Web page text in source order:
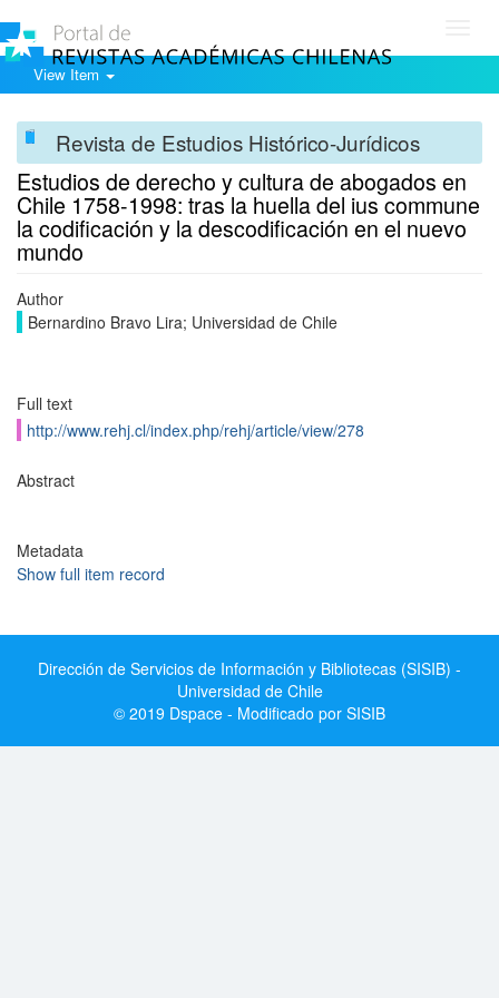
View Item
Revista de Estudios Histórico-Jurídicos
Estudios de derecho y cultura de abogados en
Chile 1758-1998: tras la huella del ius commune
la codificación y la descodificación en el nuevo
mundo
Author
Bernardino Bravo Lira; Universidad de Chile
Full text
http://www.rehj.cl/index.php/rehj/article/view/278
Abstract
Metadata
Show full item record
Dirección de Servicios de Información y Bibliotecas (SISIB) -
Universidad de Chile
© 2019 Dspace - Modificado por SISIB